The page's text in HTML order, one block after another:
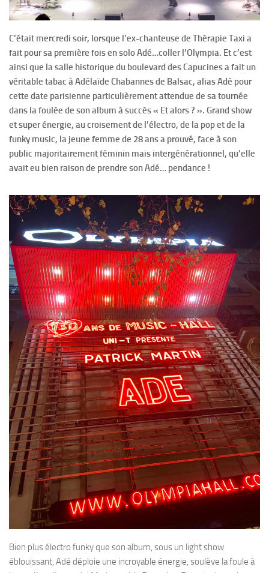
C’était mercredi soir, lorsque l’ex-chanteuse de Thérapie Taxi a
fait pour sa première fois en solo Adé…coller l’Olympia. Et c’est
ainsi que la salle historique du boulevard des Capucines a fait un
véritable tabac à Adélaïde Chabannes de Balsac, alias Adé pour
cette date parisienne particulièrement attendue de sa tournée
dans la foulée de son album à succès « Et alors ? ». Grand show
et super énergie, au croisement de l’électro, de la pop et de la
funky music, la jeune femme de 28 ans a prouvé, face à son
public majoritairement féminin mais intergénérationnel, qu’elle
avait eu bien raison de prendre son Adé… pendance !
Bien plus électro funky que son album, sous un light show
éblouissant, Adé déploie une incroyable énergie, soulève la foule à